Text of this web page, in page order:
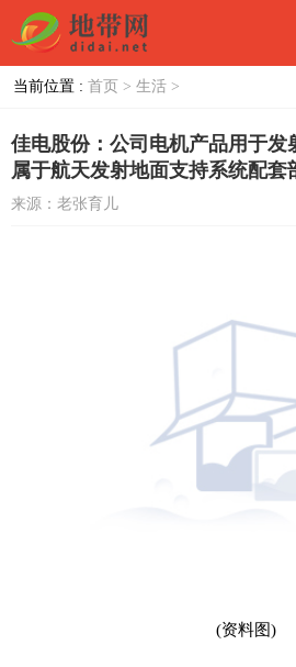
当前位置 : 首页 > 生活 >
佳电股份：公司电机产品用于发
属于航天发射地面支持系统配套
来源：老张育儿
(资料图)